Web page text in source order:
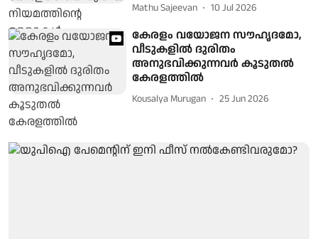
Mathu Sajeevan 10 Jul 2026
കേരളം വയോജന സൗഹൃദമോ,
വീടുകളില്‍ ദുരിതം
അനുഭവിക്കുന്നവര്‍ കൂടുതല്‍
കേരളത്തില്‍
Kousalya Murugan 25 Jun 2026